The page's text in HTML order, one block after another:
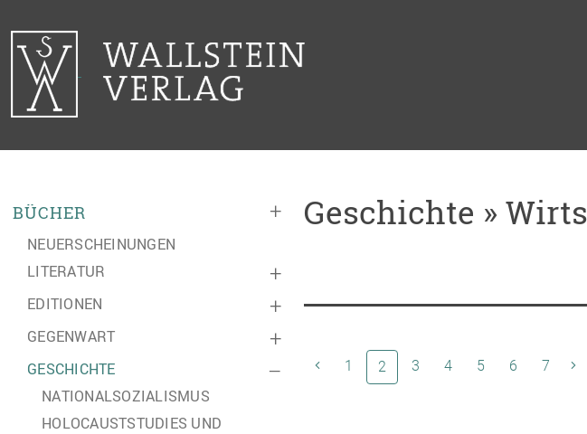
+
BÜCHER
NEUERSCHEINUNGEN
+
LITERATUR
+
EDITIONEN
+
GEGENWART
–
GESCHICHTE
NATIONALSOZIALISMUS
HOLOCAUSTSTUDIES UND
Geschichte »
1 2 (aktuelle Seite)
3 4 5 6 7